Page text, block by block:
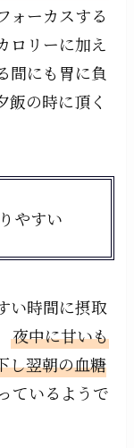
ォーカスする
ロリーに加え
間にも胃に負
飯の時に頂く
やすい
い時間に摂取
夜中に甘いも
し翌朝の血糖
ているようで